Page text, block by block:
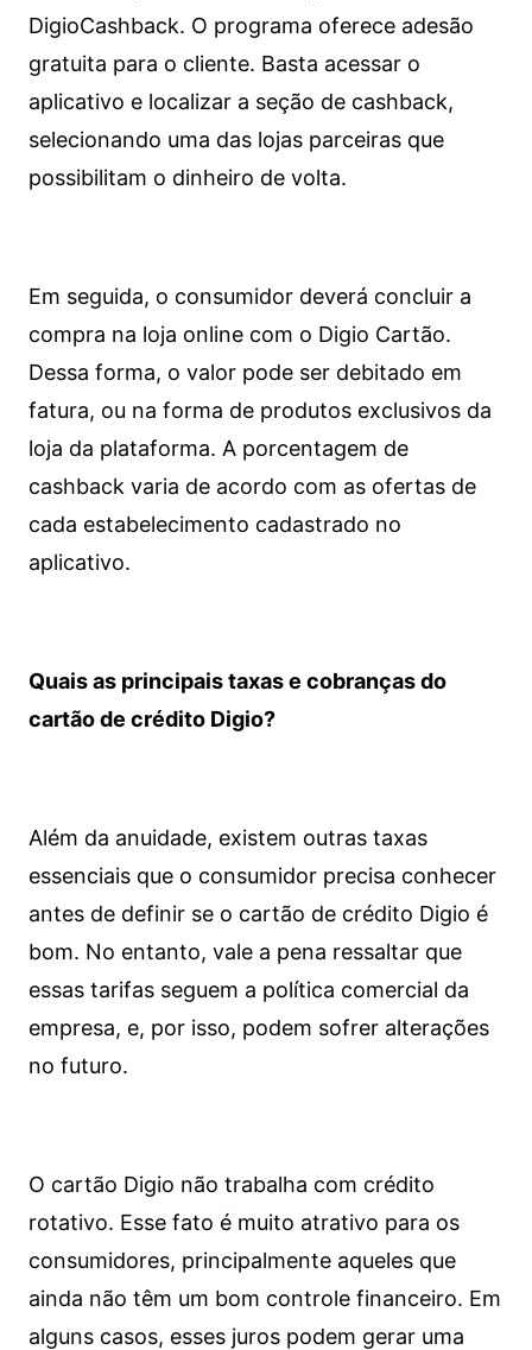
DigioCashback. O programa oferece adesão
gratuita para o cliente. Basta acessar o
aplicativo e localizar a seção de cashback,
selecionando uma das lojas parceiras que
possibilitam o dinheiro de volta.
Em seguida, o consumidor deverá concluir a
compra na loja online com o Digio Cartão.
Dessa forma, o valor pode ser debitado em
fatura, ou na forma de produtos exclusivos da
loja da plataforma. A porcentagem de
cashback varia de acordo com as ofertas de
cada estabelecimento cadastrado no
aplicativo.
Quais as principais taxas e cobranças do
cartão de crédito Digio?
Além da anuidade, existem outras taxas
essenciais que o consumidor precisa conhecer
antes de definir se o cartão de crédito Digio é
bom. No entanto, vale a pena ressaltar que
essas tarifas seguem a política comercial da
empresa, e, por isso, podem sofrer alterações
no futuro.
O cartão Digio não trabalha com crédito
rotativo. Esse fato é muito atrativo para os
consumidores, principalmente aqueles que
ainda não têm um bom controle financeiro. Em
alguns casos, esses juros podem gerar uma